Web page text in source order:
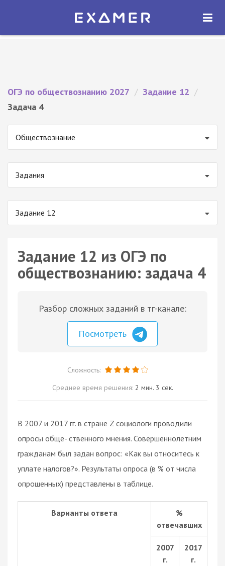
Экзамер — ЕГЭ 2027
ОТКРЫТЬ
ОГЭ по обществознанию 2027 / Задание 12 /
Задача 4
Обществознание
Задания
Задание 12
Задание 12 из ОГЭ по
обществознанию: задача 4
Разбор сложных заданий в тг-канале:
Посмотреть
Сложность:
Среднее время решения: 2 мин. 3 сек.
В 2007 и 2017 гг. в стране Z социологи проводили
опросы обще- ственного мнения. Совершеннолетним
гражданам был задан вопрос: «Как вы относитесь к
уплате налогов?». Результаты опроса (в % от числа
опрошенных) представлены в таблице.
Варианты ответа
%
отвечавших
2007
г.
2017
г.